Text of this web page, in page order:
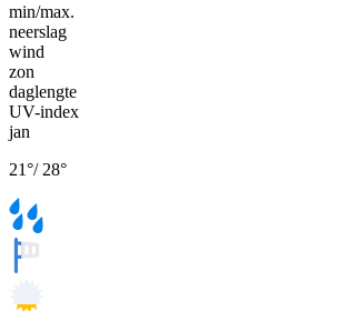
min/max.
neerslag
wind
zon
daglengte
UV-index
jan
21°/ 28°